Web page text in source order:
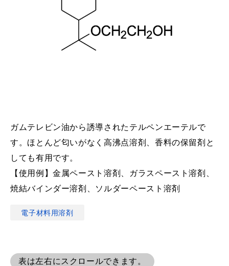
ガムテレビン油から誘導されたテルペンエーテルで
す。ほとんど匂いがなく高沸点溶剤、香料の保留剤と
しても有用です。
【使用例】金属ペースト溶剤、ガラスペースト溶剤、
焼結バインダー溶剤、ソルダーペースト溶剤
電子材料用溶剤
表は左右にスクロールできます。